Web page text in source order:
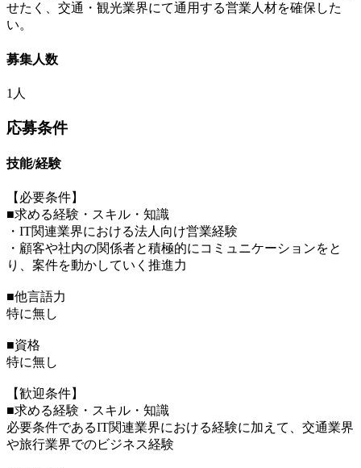
せたく、交通・観光業界にて通用する営業人材を確保した
い。
募集人数
1人
応募条件
技能/経験
【必要条件】
■求める経験・スキル・知識
・IT関連業界における法人向け営業経験
・顧客や社内の関係者と積極的にコミュニケーションをと
り、案件を動かしていく推進力
■他言語力
特に無し
■資格
特に無し
【歓迎条件】
■求める経験・スキル・知識
必要条件であるIT関連業界における経験に加えて、交通業界
や旅行業界でのビジネス経験